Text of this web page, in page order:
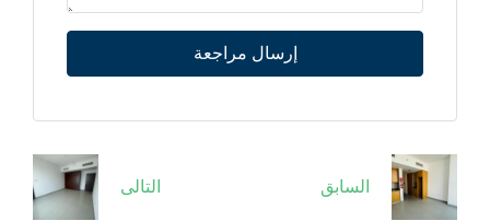
إرسال مراجعة
السابق التالى